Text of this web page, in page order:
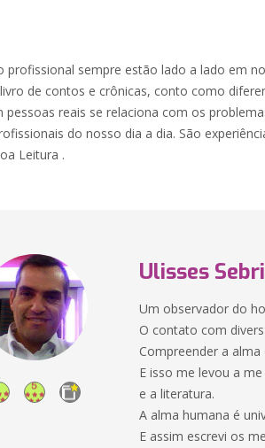
profissional sempre estão lado a lado em
de contos e crônicas, conto como
pessoas reais se relaciona com os
do nosso dia a dia. São
Leitura .
Ulisses
Um observador do
O contato com
Compreender a
E isso me levou a
e a literatura.
A alma humana é
E assim escrevi os